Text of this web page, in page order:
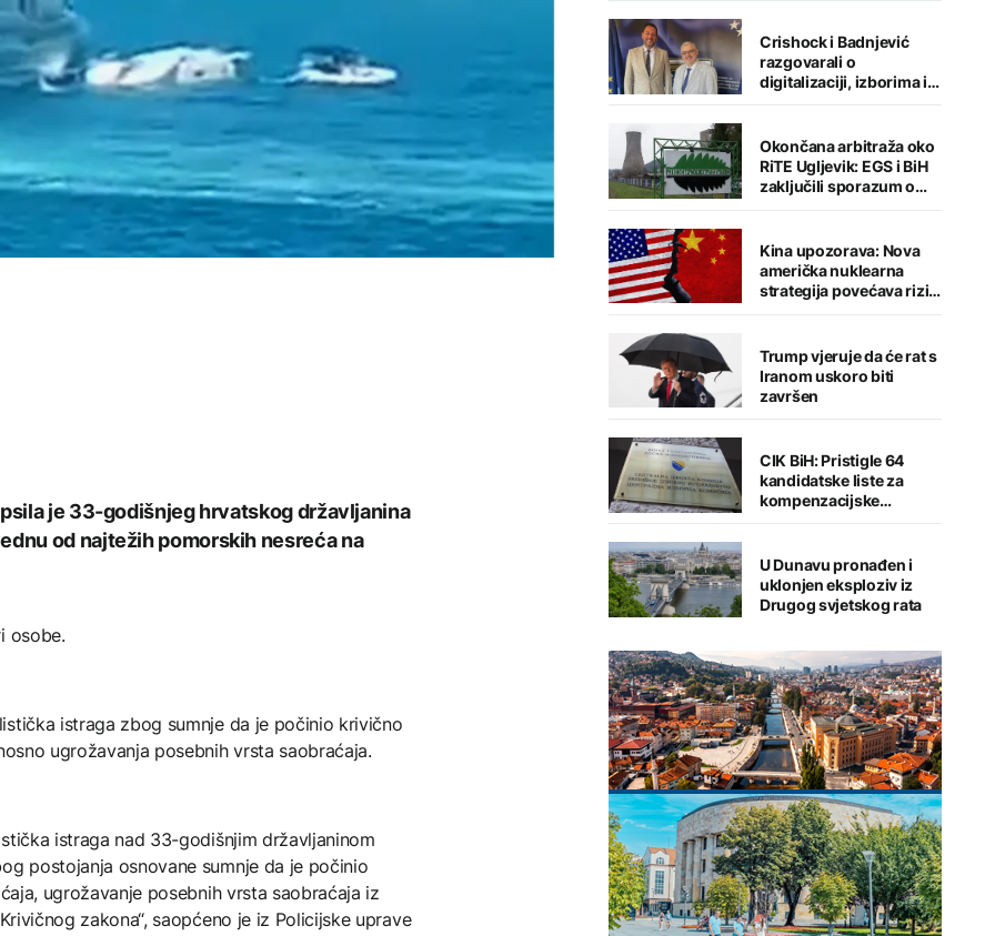
je 33-godišnjeg hrvatskog državljanina
od najtežih pomorskih nesreća na
osobe.
istraga zbog sumnje da je počinio krivično
ugrožavanja posebnih vrsta saobraćaja.
istraga nad 33-godišnjim državljaninom
postojanja osnovane sumnje da je počinio
ugrožavanje posebnih vrsta saobraćaja iz
zakona“, saopćeno je iz Policijske uprave
Crishock i Badnjević
razgovarali o
digitalizaciji, izborima i
jačanju institucija BiH
Okončana arbitraža oko
RiTE Ugljevik: EGS i BiH
zaključili sporazum o
nagodbi
Kina upozorava: Nova
američka nuklearna
strategija povećava rizik
od globalnog sukoba
Trump vjeruje da će rat s
Iranom uskoro biti
završen
CIK BiH: Pristigle 64
kandidatske liste za
kompenzacijske
mandate
U Dunavu pronađen i
uklonjen eksploziv iz
Drugog svjetskog rata